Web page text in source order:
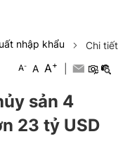
nhập khẩu Chi
A- A A+
sản 4
23 tỷ USD